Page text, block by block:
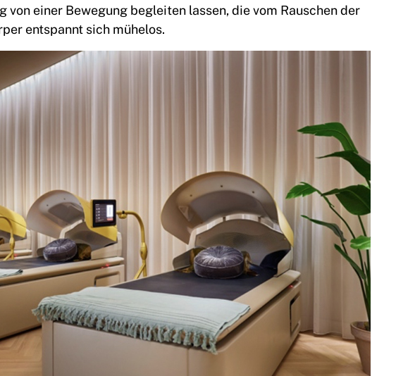
von einer Bewegung begleiten lassen, die vom Rauschen der
entspannt sich mühelos.